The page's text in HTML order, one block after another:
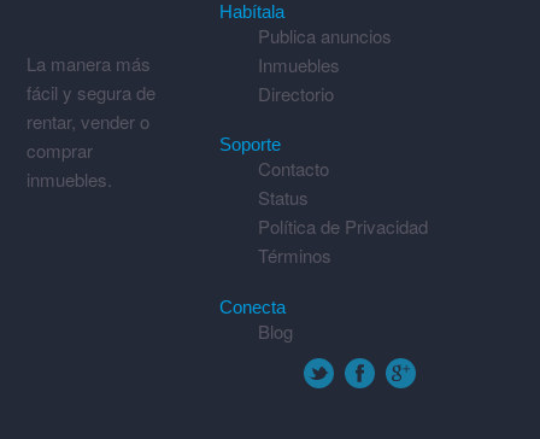
La manera más
fácil y segura de
rentar, vender o
comprar
inmuebles.
Habítala
Publica anuncios
Inmuebles
Directorio
Soporte
Contacto
Status
Política de Privacidad
Términos
Conecta
Blog